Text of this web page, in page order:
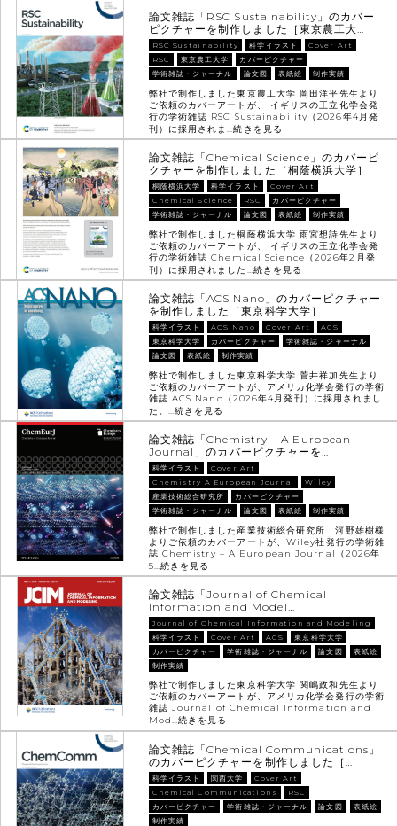
論文雑誌「RSC Sustainability」のカバー
ピクチャーを制作しました［東京農工大…
RSC Sustainability 科学イラスト
Cover Art
RSC
東京農工大学
カバーピクチャー
学術雑誌・ジャーナル
論文図 表紙絵 制作実績
弊社で制作しました東京農工大学 岡田洋平先生より
ご依頼のカバーアートが、 イギリスの王立化学会発
行の学術雑誌 RSC Sustainability（2026年4月発
刊）に採用されま…続きを見る
論文雑誌「Chemical Science」のカバーピ
クチャーを制作しました［桐蔭横浜大学］
桐蔭横浜大学 科学イラスト
Cover Art
Chemical Science
RSC
カバーピクチャー
学術雑誌・ジャーナル
論文図 表紙絵 制作実績
弊社で制作しました桐蔭横浜大学 雨宮想詩先生より
ご依頼のカバーアートが、 イギリスの王立化学会発
行の学術雑誌 Chemical Science（2026年2月発
刊）に採用されました… 続きを見る
論文雑誌「ACS Nano」のカバーピクチャー
を制作しました［東京科学大学］
科学イラスト ACS Nano Cover Art
ACS
東京科学大学
カバーピクチャー
学術雑誌・ジャーナル
論文図
表紙絵 制作実績
弊社で制作しました東京科学大学 菅井祥加先生より
ご依頼のカバーアートが、アメリカ化学会発行の学術
雑誌 ACS Nano（2026年4月発刊）に採用されまし
た。… 続きを見る
論文雑誌「Chemistry – A European
Journal」のカバーピクチャーを…
科学イラスト
Cover Art
Chemistry A European Journal
Wiley
産業技術総合研究所
カバーピクチャー
学術雑誌・ジャーナル
論文図 表紙絵 制作実績
弊社で制作しました産業技術総合研究所 河野雄樹様
よりご依頼のカバーアートが、Wiley社発行の学術雑
誌 Chemistry – A European Journal（2026年
5…続きを見る
論文雑誌「Journal of Chemical
Information and Model…
Journal of Chemical Information and Modeling
科学イラスト
Cover Art ACS
東京科学大学
カバーピクチャー
学術雑誌・ジャーナル 論文図
表紙絵
制作実績
弊社で制作しました東京科学大学 関嶋政和先生より
ご依頼のカバーアートが、アメリカ化学会発行の学術
雑誌 Journal of Chemical Information and
Mod…続きを見る
論文雑誌「Chemical Communications」
のカバーピクチャーを制作しました［…
科学イラスト 関西大学
Cover Art
Chemical Communications
RSC
カバーピクチャー
学術雑誌・ジャーナル 論文図
表紙絵
制作実績